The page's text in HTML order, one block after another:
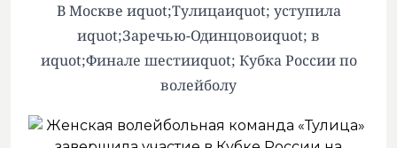
В Москве иquot;Тулицаиquot; уступила
иquot;Заречью-Одинцовоиquot; в
иquot;Финале шестииquot; Кубка России по
волейболу